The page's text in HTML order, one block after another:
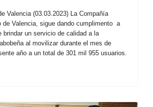
Valencia (03.03.2023) La Compañía
de Valencia, sigue dando cumplimento a
brindar un servicio de calidad a la
al movilizar durante el mes de
año a un total de 301 mil 955 usuarios.